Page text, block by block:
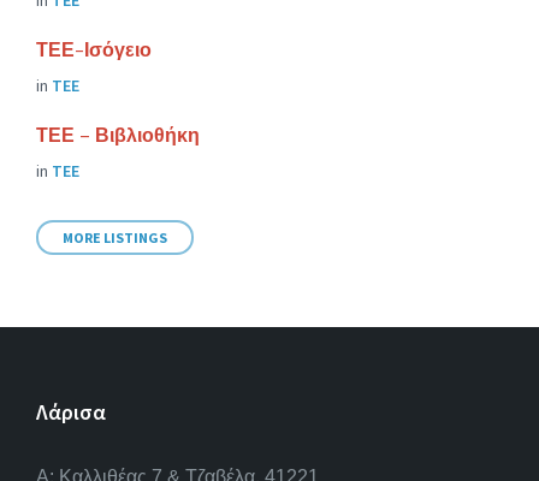
ΤΕΕ-Ισόγειο
in ΤΕΕ
ΤΕΕ – Βιβλιοθήκη
in ΤΕΕ
MORE LISTINGS
Λάρισα
A: Καλλιθέας 7 & Τζαβέλα, 41221